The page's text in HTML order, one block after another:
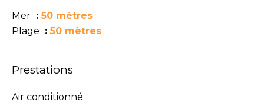
Mer
50 mètres
Plage
50 mètres
Prestations
Air conditionné